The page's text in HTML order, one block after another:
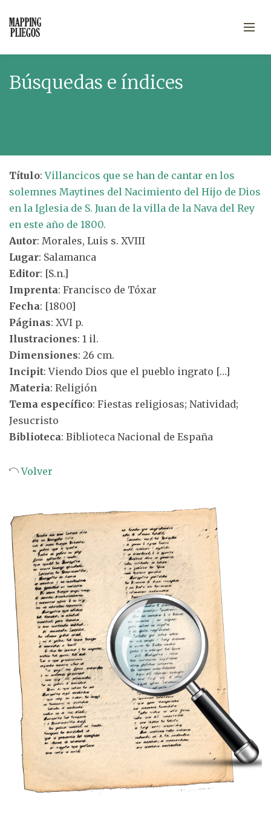
Búsquedas e índices
Título:Villancicos que se han de cantar en los
solemnes Maytines del Nacimiento del Hijo de Dios
en la Iglesia de S. Juan de la villa de la Nava del Rey
en este año de 1800.
Autor: Morales, Luis s. XVIII
Lugar: Salamanca
Editor: [S.n.]
Imprenta: Francisco de Tóxar
Fecha: [1800]
Páginas: XVI p.
Ilustraciones: 1 il.
Dimensiones: 26 cm.
Incipit: Viendo Dios que el pueblo ingrato […]
Materia: Religión
Tema específico: Fiestas religiosas; Natividad;
Jesucristo
Biblioteca: Biblioteca Nacional de España
Volver